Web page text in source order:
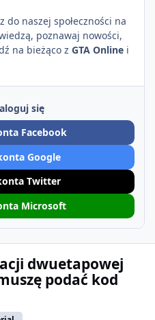
do naszej społeczności na
poznawaj nowości,
na bieżąco z GTA Online i
się
Facebook
Google
Twitter
Microsoft
dwuetapowej
podać kod